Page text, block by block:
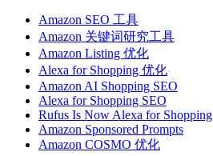
Amazon SEO 工具
Amazon 关键词研究工具
Amazon Listing 优化
Alexa for Shopping 优化
Amazon AI Shopping SEO
Alexa for Shopping SEO
Rufus Is Now Alexa for Shopping
Amazon Sponsored Prompts
Amazon COSMO 优化